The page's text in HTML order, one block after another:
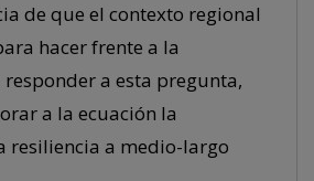
de que el contexto regional
hacer frente a la
a esta pregunta,
a la ecuación la
resiliencia a medio-largo